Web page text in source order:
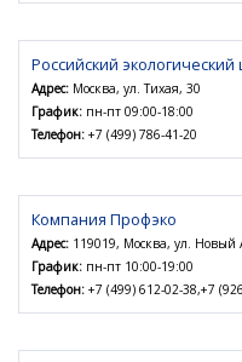
Российский экологический
Адрес: Москва, ул. Тихая, 30
График: пн-пт 09:00-18:00
Телефон: +7 (499) 786-41-20
Компания Профэко
Адрес: 119019, Москва, ул. Новый
График: пн-пт 10:00-19:00
Телефон: +7 (499) 612-02-38,+7